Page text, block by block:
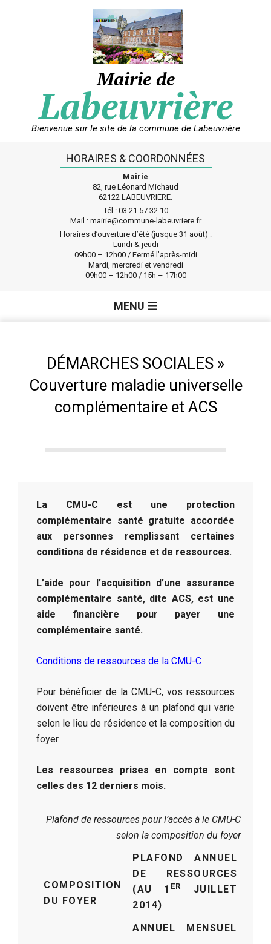
Mairie de
Labeuvrière
Bienvenue sur le site de la commune de Labeuvrière
HORAIRES & COORDONNÉES
Mairie
82, rue Léonard Michaud
62122 LABEUVRIERE.
Tél : 03.21.57.32.10
Mail : mairie@commune-labeuvriere.fr
Horaires d’ouverture d’été (jusque 31 août) :
Lundi & jeudi
09h00 – 12h00 / Fermé l’après-midi
Mardi, mercredi et vendredi
09h00 – 12h00 / 15h – 17h00
MENU
DÉMARCHES SOCIALES »
Couverture maladie universelle
complémentaire et ACS
La CMU-C est une protection
complémentaire santé gratuite accordée
aux personnes remplissant certaines
conditions de résidence et de ressources.
L’aide pour l’acquisition d’une assurance
complémentaire santé, dite ACS, est une
aide financière pour payer une
complémentaire santé.
Conditions de ressources de la CMU-C
Pour bénéficier de la CMU-C, vos ressources
doivent être inférieures à un plafond qui varie
selon le lieu de résidence et la composition du
foyer.
Les ressources prises en compte sont
celles des 12 derniers mois.
Plafond de ressources pour l’accès à le CMU-C
selon la composition du foyer
COMPOSITION
DU FOYER
PLAFOND ANNUEL
DE RESSOURCES
(AU 1 ER
JUILLET
2014)
ANNUEL
MENSUEL